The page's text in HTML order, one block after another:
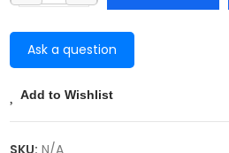
Ask a question
Add to Wishlist
SKU: N/A